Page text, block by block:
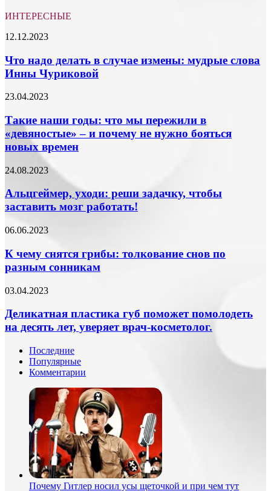
ИНТЕРЕСНЫЕ
Что
делать
в
случае
мудрые
Инны
Чуриковой
12.12.2023
Что надо делать в случае измены: мудрые слова
Инны Чуриковой
Такие
годы:
что
мы
пережили
«девяностые»
и
почему
нужно
новых
времен
23.04.2023
Такие наши годы: что мы пережили в
«девяностые» – и почему не нужно бояться
новых времен
Альцгеймер,
реши
задачку,
чтобы
мозг
24.08.2023
Альцгеймер, уходи: реши задачку, чтобы
заставить мозг работать!
К
снятся
грибы:
толкование
по
сонникам
06.06.2023
К чему снятся грибы: толкование снов по
разным сонникам
Деликатная
губ
поможет
помолодеть
десять
уверяет
косметолог.
03.04.2023
Деликатная пластика губ поможет помолодеть
на десять лет, уверяет врач-косметолог.
Последние
Популярные
Комментарии
Почему Гитлер носил усы щеточкой и при чем тут